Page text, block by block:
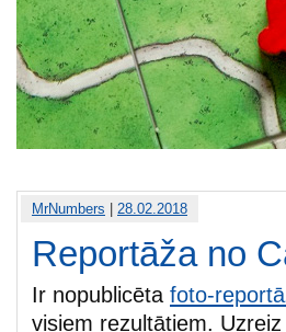
MrNumbers 28.02.2018
Reportāža no
Ir nopublicēta foto-
visiem rezultātiem.